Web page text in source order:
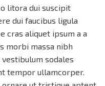
litora dui suscipit
dui faucibus ligula
cras aliquet ipsum a a
morbi massa nibh
sodales
tempor ullamcorper.